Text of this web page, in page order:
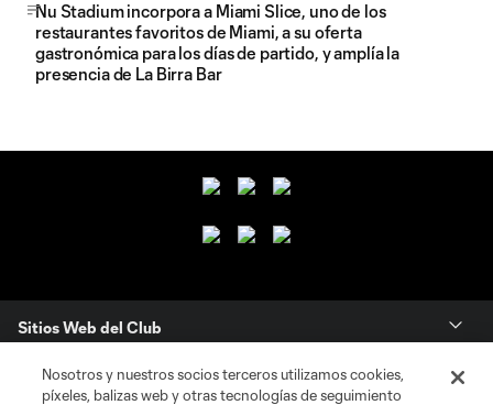
Nu Stadium incorpora a Miami Slice, uno de los
restaurantes favoritos de Miami, a su oferta
gastronómica para los días de partido, y amplía la
presencia de La Birra Bar
Sitios Web del Club
ClubNosotros y nuestros socios terceros utilizamos cookies,
píxeles, balizas web y otras tecnologías de seguimiento